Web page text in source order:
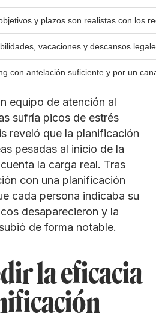
y plazos son realistas con los
vacaciones y descansos
con antelación suficiente y por un
equipo de atención al
sufría picos de estrés
reveló que la planificación
pesadas al inicio de la
la carga real. Tras
con una planificación
cada persona indicaba su
desaparecieron y la
de forma notable.
la eficacia